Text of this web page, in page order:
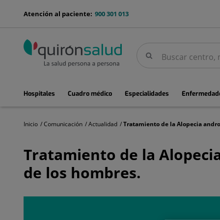
menu-
900 301 013
Atención al paciente:
BuscarBuscar
menuPrincipal
Hospitales Cuadro médico Especialidades
Inicio Comunicación Actualidad
la
androgénica:
Tratamiento de la
de los hombres.